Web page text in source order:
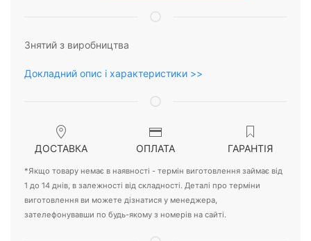
Знятий з виробництва
Докладний опис і характеристики >>
ДОСТАВКА ОПЛАТА ГАРАНТІЯ
*Якщо товару немає в наявності - термін виготовлення займає від
1 до 14 днів, в залежності від складності. Деталі про терміни
виготовлення ви можете дізнатися у менеджера,
зателефонувавши по будь-якому з номерів на сайті.